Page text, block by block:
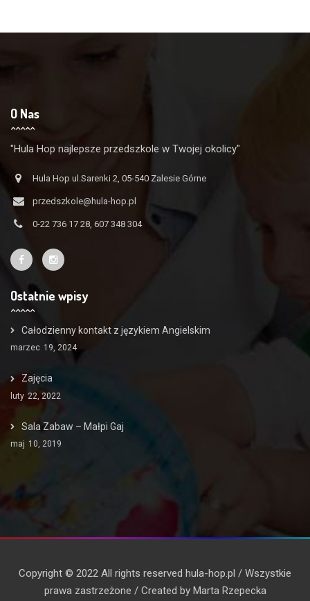
O Nas
"Hula Hop najlepsze przedszkole w Twojej okolicy"
Hula Hop ul.Sarenki 2, 05-540 Zalesie Górne
przedszkole@hula-hop.pl
0-22 736 17 28, 607 348 304
Ostatnie wpisy
Całodzienny kontakt z językiem Angielskim
marzec 19, 2024
Zajęcia
luty 22, 2022
Sala Zabaw – Małpi Gaj
maj 10, 2019
Copyright © 2022 All rights reserved hula-hop.pl / Wszystkie
prawa zastrzeżone / Created by Marta Rzepecka